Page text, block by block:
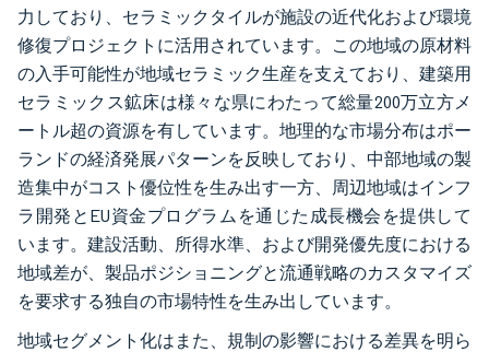
力しており、セラミックタイルが施設の近代化および環境
修復プロジェクトに活用されています。この地域の原材料
の入手可能性が地域セラミック生産を支えており、建築用
セラミックス鉱床は様々な県にわたって総量200万立方メ
ートル超の資源を有しています。地理的な市場分布はポー
ランドの経済発展パターンを反映しており、中部地域の製
造集中がコスト優位性を生み出す一方、周辺地域はインフ
ラ開発とEU資金プログラムを通じた成長機会を提供して
います。建設活動、所得水準、および開発優先度における
地域差が、製品ポジショニングと流通戦略のカスタマイズ
を要求する独自の市場特性を生み出しています。
地域セグメント化はまた、規制の影響における差異を明ら